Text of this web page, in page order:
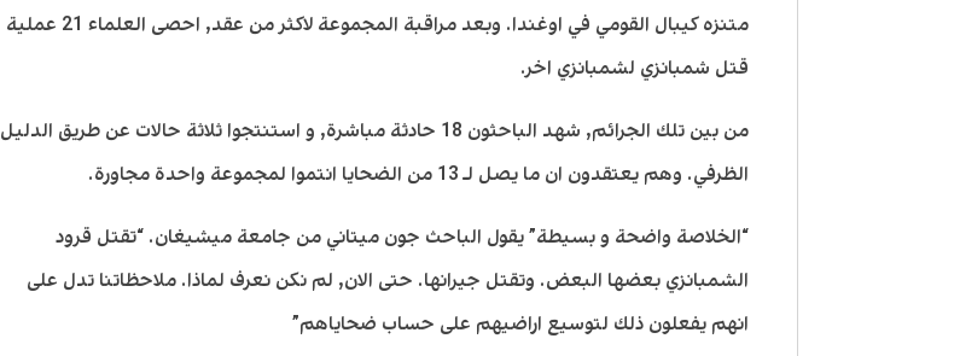
متنزه كيبال القومي في اوغندا. وبعد مراقبة المجموعة لاكثر من عقد, احصى العلماء 21 عملية
قتل شمبانزي لشمبانزي اخر.
من بين تلك الجرائم, شهد الباحثون 18 حادثة مباشرة, و استنتجوا ثلاثة حالات عن طريق الدليل
الظرفي. وهم يعتقدون ان ما يصل لـ 13 من الضحايا انتموا لمجموعة واحدة مجاورة.
“الخلاصة واضحة و بسيطة” يقول الباحث جون ميتاني من جامعة ميشيغان. “تقتل قرود
الشمبانزي بعضها البعض. وتقتل جيرانها. حتى الان, لم نكن نعرف لماذا. ملاحظاتنا تدل على
انهم يفعلون ذلك لتوسيع اراضيهم على حساب ضحاياهم”